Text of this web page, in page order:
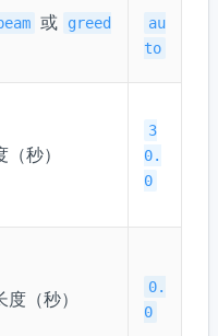
或
greed
au
to
秒）
3
0.
0
（秒）
0.
0